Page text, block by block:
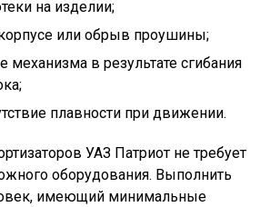
на изделии;
или обрыв проушины;
механизма в результате сгибания
плавности при движении.
УАЗ Патриот не требует
оборудования. Выполнить
имеющий минимальные